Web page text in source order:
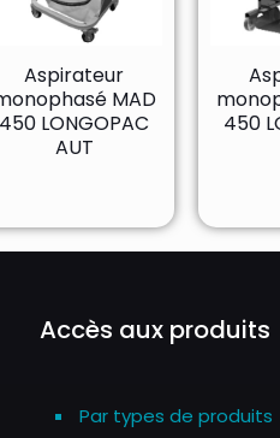
Aspirateur
MAD
450 LONGOPAC
AUT
450
Accès aux produits
Par types de produits